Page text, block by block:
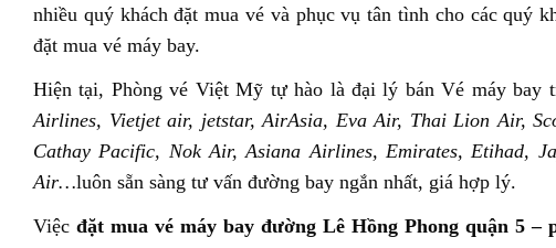
nhiều quý khách đặt mua vé và phục vụ tân tình cho các quý
đặt mua vé máy bay.
Hiện tại, Phòng vé Việt Mỹ tự hào là đại lý bán Vé máy bay
Airlines, Vietjet air, jetstar, AirAsia, Eva Air, Thai Lion Air,
Cathay Pacific, Nok Air, Asiana Airlines, Emirates, Etihad,
Air…luôn sẵn sàng tư vấn đường bay ngắn nhất, giá hợp lý.
Việc đặt mua vé máy bay đường Lê Hồng Phong quận 5 –